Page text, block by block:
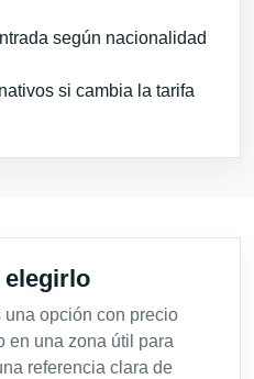
según nacionalidad
si cambia la tarifa
elegirlo
opción con precio
en una zona útil para
referencia clara de